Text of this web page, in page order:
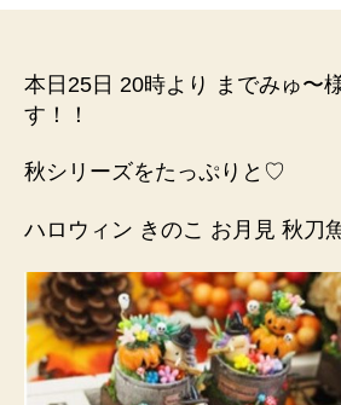
本日25日 20時より までみゅ〜
す！！
秋シリーズをたっぷりと♡
ハロウィン きのこ お月見 秋刀